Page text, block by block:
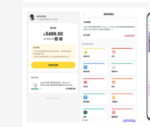
唯美2026新版星域社区开源 社区软件三
端APP源码